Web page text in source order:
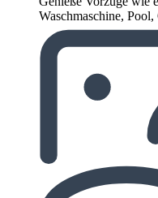
Waschmaschine,